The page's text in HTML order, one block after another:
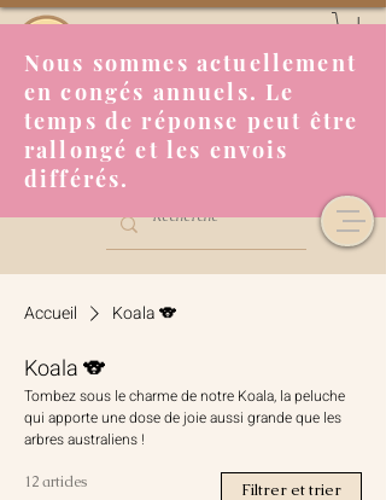
Nous sommes actuellement
en congés annuels. Le
temps de réponse peut être
rallongé et les envois
différés.
Accueil Koala 🐨
Koala 🐨
Tombez sous le charme de notre Koala, la peluche
qui apporte une dose de joie aussi grande que les
arbres australiens !
12 articles Filtrer et trier